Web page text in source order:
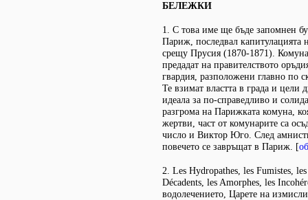
БЕЛЕЖКИ
1. С това име ще бъде запомнен
Париж, последвал капитулацията
срещу Прусия (1870-1871).
предадат на правителството
гвардия, разположени главно по
Те взимат властта в града и цели
идеала за по-справедливо и
разгрома на Парижката комуна,
жертви, част от комунарите са
число и Виктор Юго. След
повечето се завръщат в Париж. [
2. Les Hydropathes, les Fumistes,
Décadents, les Amorphes, les
водолечението, Царете на